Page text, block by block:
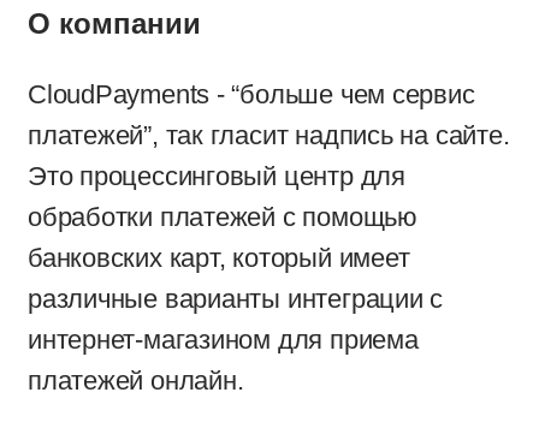
О компании
CloudPayments - “больше чем сервис
платежей”, так гласит надпись на сайте.
Это процессинговый центр для
обработки платежей с помощью
банковских карт, который имеет
различные варианты интеграции с
интернет-магазином для приема
платежей онлайн.